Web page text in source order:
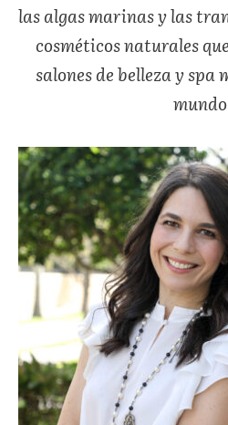
las algas marinas y las
cosméticos naturales
salones de belleza y spa